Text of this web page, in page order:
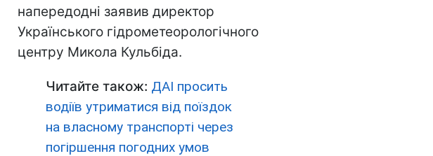
напередодні заявив директор
Українського гідрометеорологічного
центру Микола Кульбіда.
Читайте також: ДАІ просить
водіїв утриматися від поїздок
на власному транспорті через
погіршення погодних умов